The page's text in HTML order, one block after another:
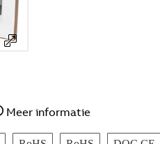
Meer informatie